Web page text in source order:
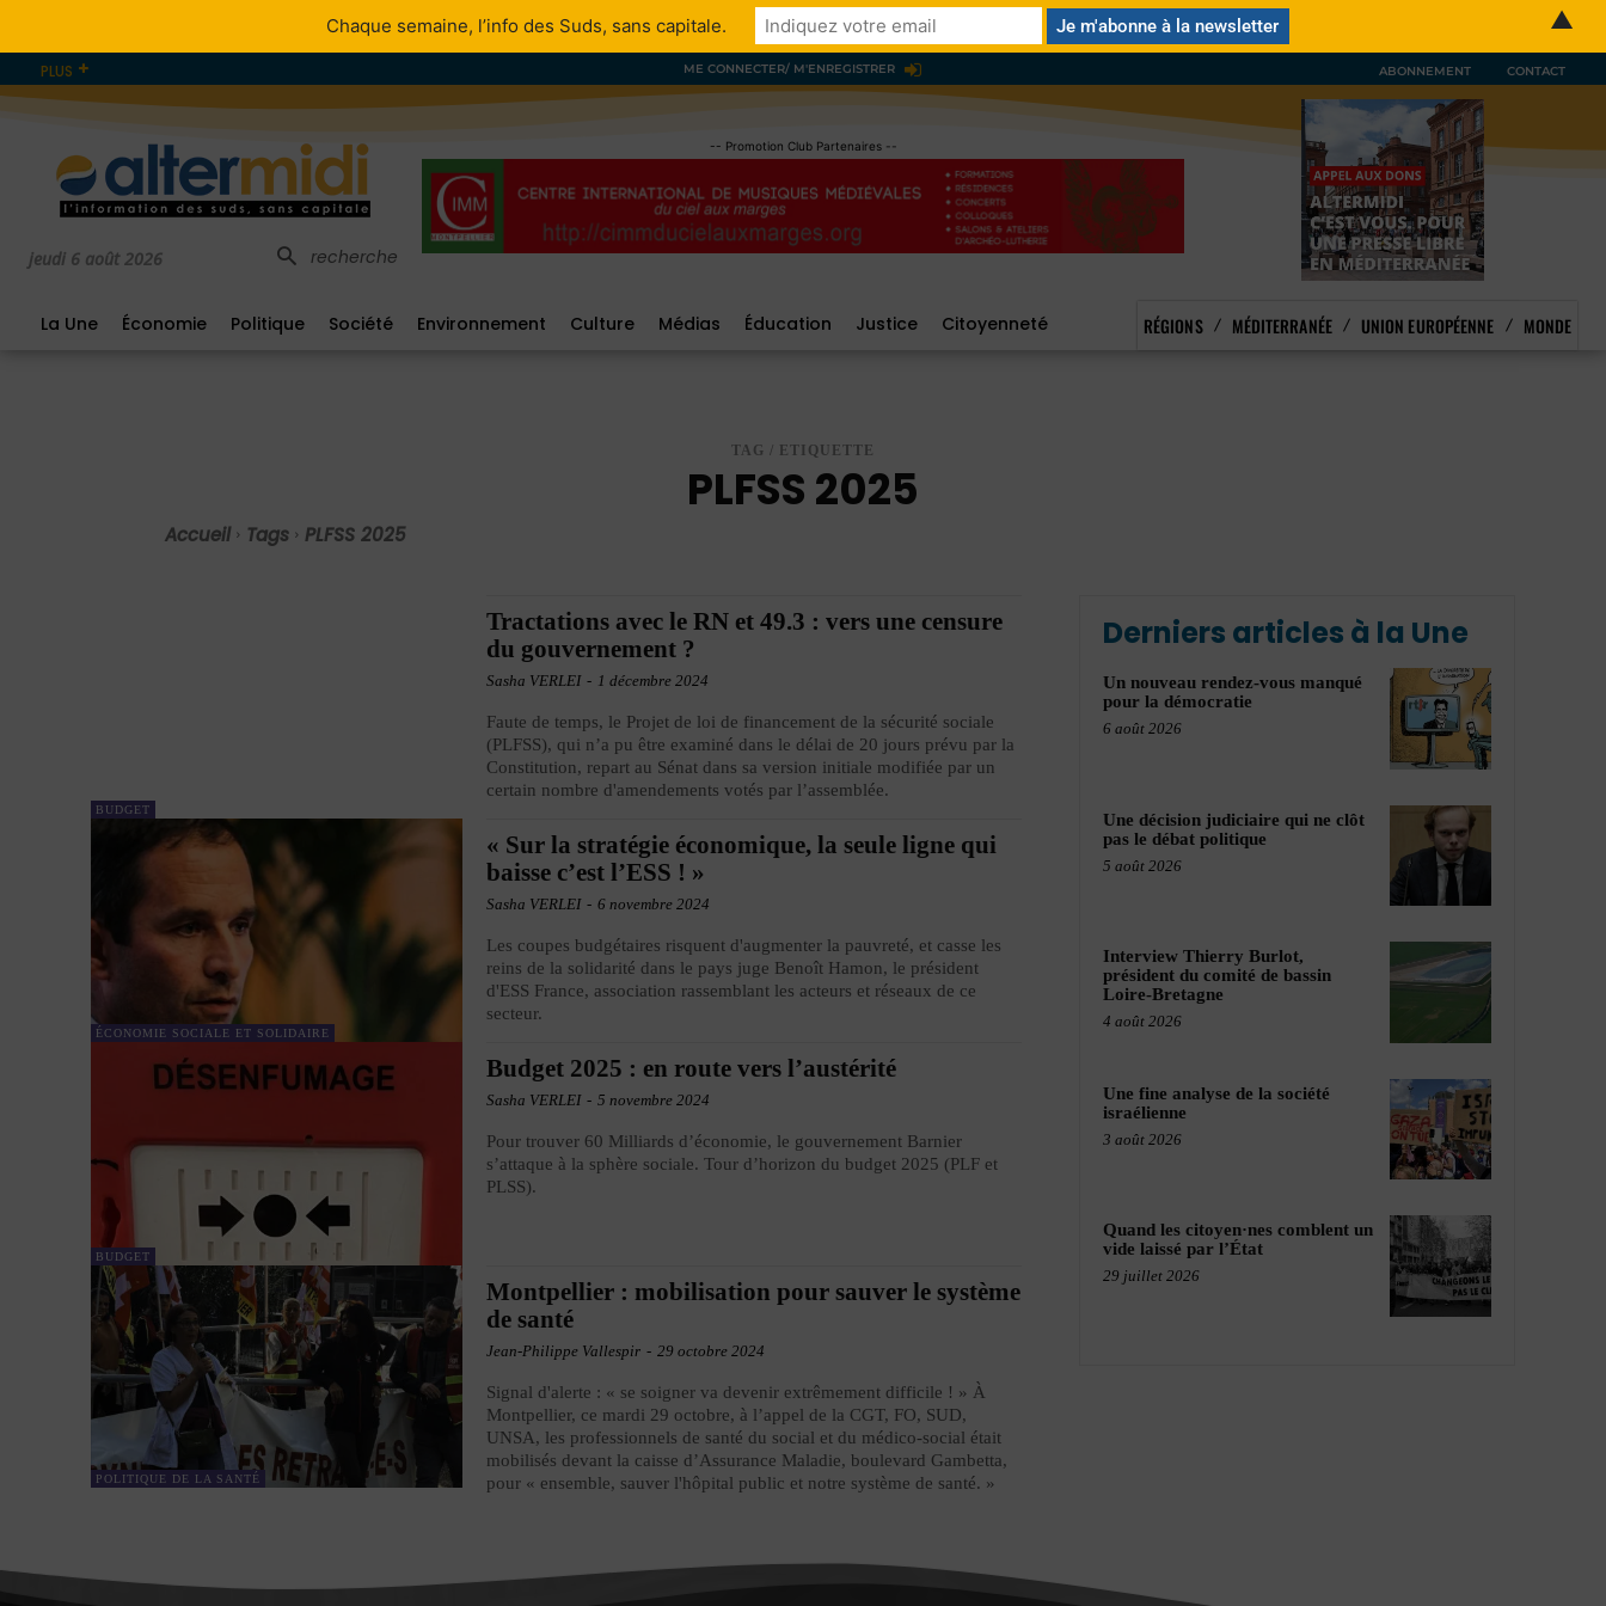
PLUS ME CONNECTER/ M'ENREGISTRER ABONNEMENT CONTACT
jeudi 6 août 2026 recherche
-- Promotion Club Partenaires --
La Une Économie Politique Société Environnement Culture Médias Éducation Justice Citoyenneté RÉGIONS MÉDITERRANÉE UNION EUROPÉENNE MONDE
TAG / ETIQUETTE
PLFSS 2025
Accueil Tags PLFSS 2025
BUDGET
Tractations avec le RN et 49.3 : vers une censure
du gouvernement ?
Sasha VERLEI - 1 décembre 2024
Faute de temps, le Projet de loi de financement de la sécurité sociale
(PLFSS), qui n’a pu être examiné dans le délai de 20 jours prévu par la
Constitution, repart au Sénat dans sa version initiale modifiée par un
certain nombre d'amendements votés par l’assemblée.
ÉCONOMIE SOCIALE ET SOLIDAIRE
« Sur la stratégie économique, la seule ligne qui
baisse c’est l’ESS ! »
Sasha VERLEI - 6 novembre 2024
Les coupes budgétaires risquent d'augmenter la pauvreté, et casse les
reins de la solidarité dans le pays juge Benoît Hamon, le président
d'ESS France, association rassemblant les acteurs et réseaux de ce
secteur.
BUDGET
Budget 2025 : en route vers l’austérité
Sasha VERLEI - 5 novembre 2024
Pour trouver 60 Milliards d’économie, le gouvernement Barnier
s’attaque à la sphère sociale. Tour d’horizon du budget 2025 (PLF et
PLSS).
POLITIQUE DE LA SANTÉ
Montpellier : mobilisation pour sauver le système
de santé
Jean-Philippe Vallespir - 29 octobre 2024
Signal d'alerte : « se soigner va devenir extrêmement difficile ! » À
Montpellier, ce mardi 29 octobre, à l’appel de la CGT, FO, SUD,
UNSA, les professionnels de santé du social et du médico-social était
mobilisés devant la caisse d’Assurance Maladie, boulevard Gambetta,
pour « ensemble, sauver l'hôpital public et notre système de santé. »
Derniers articles à la Une
Un nouveau rendez-vous manqué
pour la démocratie
6 août 2026
Une décision judiciaire qui ne clôt
pas le débat politique
5 août 2026
Interview Thierry Burlot,
président du comité de bassin
Loire-Bretagne
4 août 2026
Une fine analyse de la société
israélienne
3 août 2026
Quand les citoyen·nes comblent un
vide laissé par l’État
29 juillet 2026
Chaque semaine, l’info des Suds, sans capitale. ▲